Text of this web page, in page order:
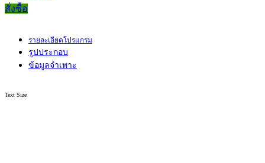
สั่งซื้อ
รายละเอียดโปรแกรม
รูปประกอบ
ข้อมูลจำเพาะ
Text Size